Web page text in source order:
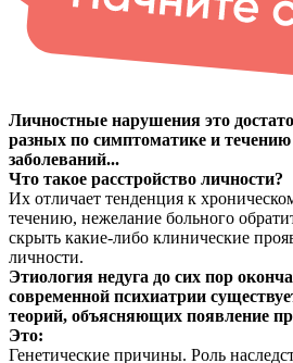
Личностные нарушения это
разных по симптоматике и течению
заболеваний...
Что такое расстройствo личности?
Их отличает тенденция к
течению, нежелание больного
скрыть какие-либо клинические
личности.
Этиология недуга до сих пор
современной психиатрии
теорий, объясняющих появление
Это:
Генетические причины. Роль